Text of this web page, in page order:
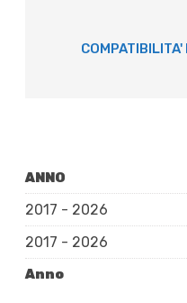
COMPATIBILITA'
ANNO
Anno
2017 - 2026
2017 - 2026